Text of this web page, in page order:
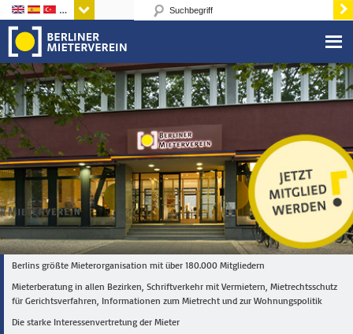
Sprachen
Berlins größte Mieterorganisation mit über 180.000 Mitgliedern
Mieterberatung in allen Bezirken, Schriftverkehr mit Vermietern, Mietrechtsschutz
für Gerichtsverfahren, Informationen zum Mietrecht und zur Wohnungspolitik
Die starke Interessenvertretung der Mieter